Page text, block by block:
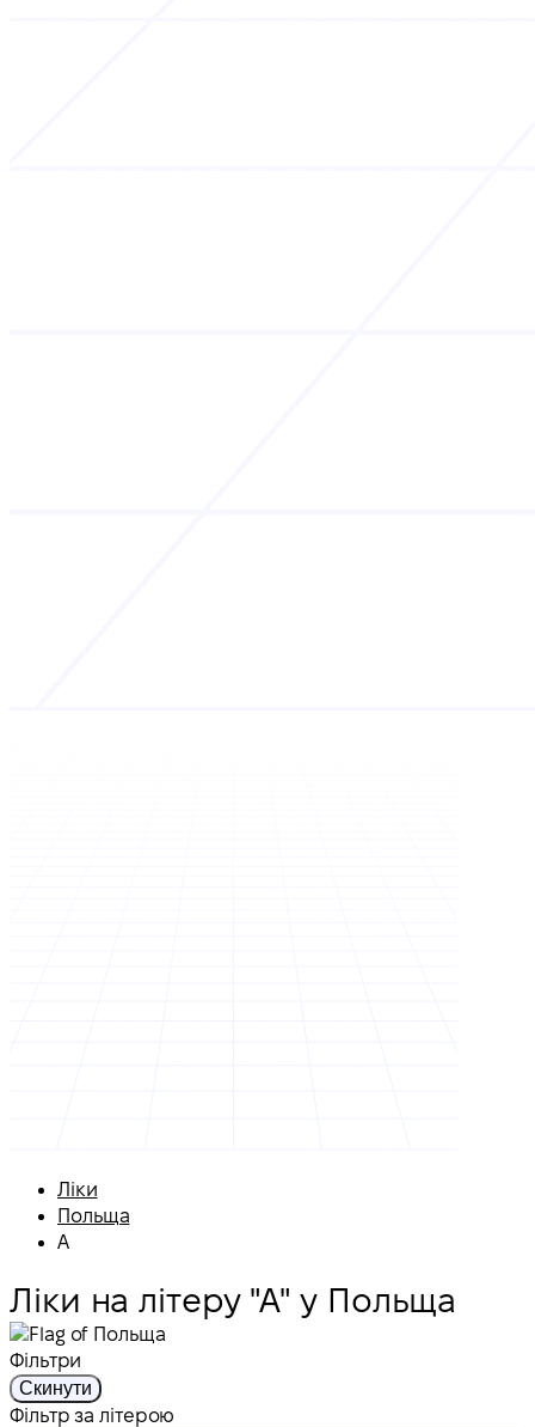
Ліки
Польща
А
Ліки на літеру "А" у Польща
Фільтри
Скинути
Фільтр за літерою